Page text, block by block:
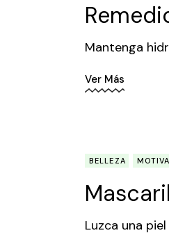
Mantenga
Ver Más
BELLEZA
Luzca una